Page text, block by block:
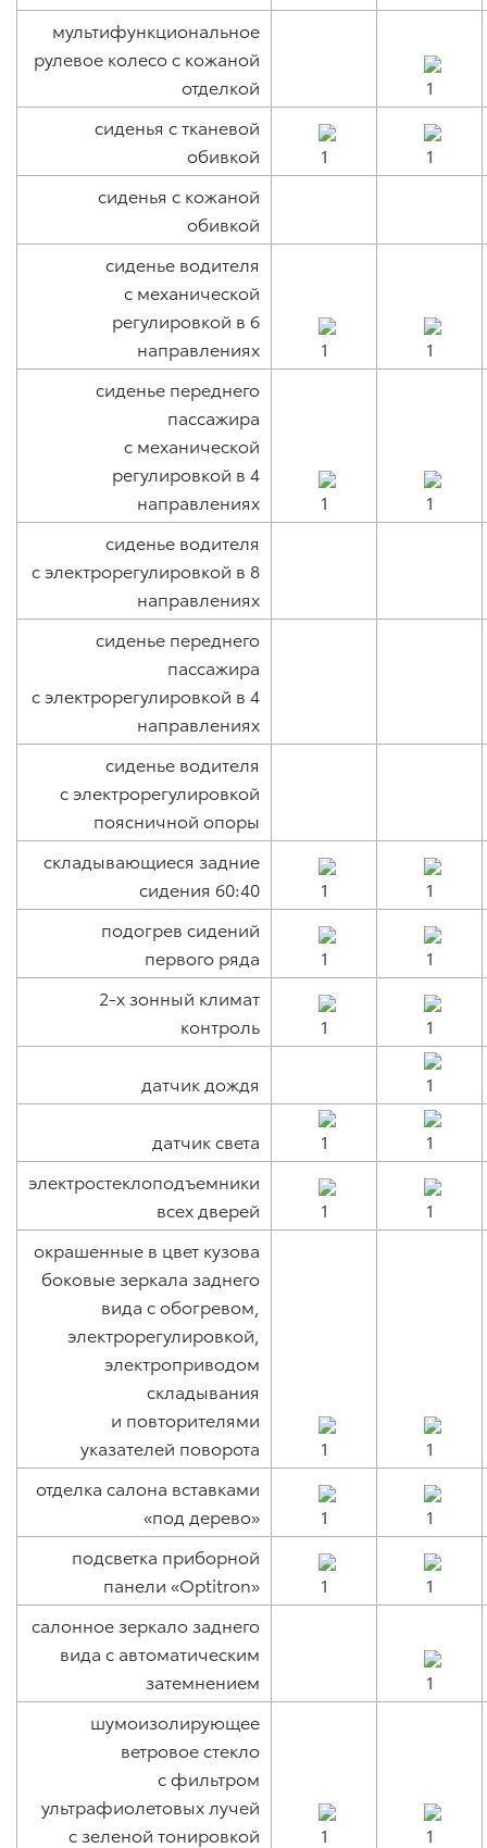
мультифункциональное
рулевое колесо с кожаной
отделкой
сиденья с тканевой
обивкой
сиденья с кожаной
обивкой
сиденье водителя
с механической
регулировкой в 6
направлениях
сиденье переднего
пассажира
с механической
регулировкой в 4
направлениях
сиденье водителя
с электрорегулировкой в 8
направлениях
сиденье переднего
пассажира
с электрорегулировкой в 4
направлениях
сиденье водителя
с электрорегулировкой
поясничной опоры
складывающиеся задние
сидения 60:40
подогрев сидений
первого ряда
2-х зонный климат
контроль
датчик дождя
датчик света
электростеклоподъемники
всех дверей
окрашенные в цвет кузова
боковые зеркала заднего
вида с обогревом,
электрорегулировкой,
электроприводом
складывания
и повторителями
указателей поворота
отделка салона вставками
«под дерево»
подсветка приборной
панели «Optitron»
салонное зеркало заднего
вида с автоматическим
затемнением
шумоизолирующее
ветровое стекло
с фильтром
ультрафиолетовых лучей
с зеленой тонировкой